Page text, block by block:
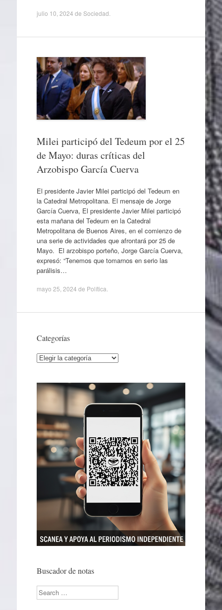
julio 10, 2024 de Sociedad
Milei participó del Tedeum por el 25
de Mayo: duras críticas del
Arzobispo García Cuerva
El presidente Javier Milei participó del Tedeum en
la Catedral Metropolitana. El mensaje de Jorge
García Cuerva, El presidente Javier Milei participó
esta mañana del Tedeum en la Catedral
Metropolitana de Buenos Aires, en el comienzo de
una serie de actividades que afrontará por 25 de
Mayo. El arzobispo porteño, Jorge García Cuerva,
expresó: “Tenemos que tomarnos en serio las
parálisis…
mayo 25, 2024 de Política
Categorías
Categorías
Buscador de notas
Search